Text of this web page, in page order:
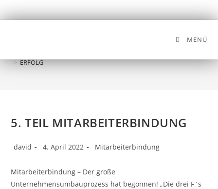
MENÜ
> ERFOLG
5. TEIL MITARBEITERBINDUNG
david 4. April 2022 Mitarbeiterbindung
Mitarbeiterbindung – Der große
Unternehmensumbauprozess hat begonnen! „Die drei F`s